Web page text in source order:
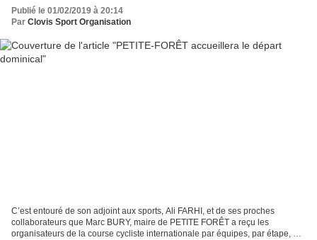
Publié le 01/02/2019 à 20:14
Par Clovis Sport Organisation
C’est entouré de son adjoint aux sports, Ali FARHI, et de ses proches
collaborateurs que Marc BURY, maire de PETITE FORÊT a reçu les
organisateurs de la course cycliste internationale par équipes, par étape, « A